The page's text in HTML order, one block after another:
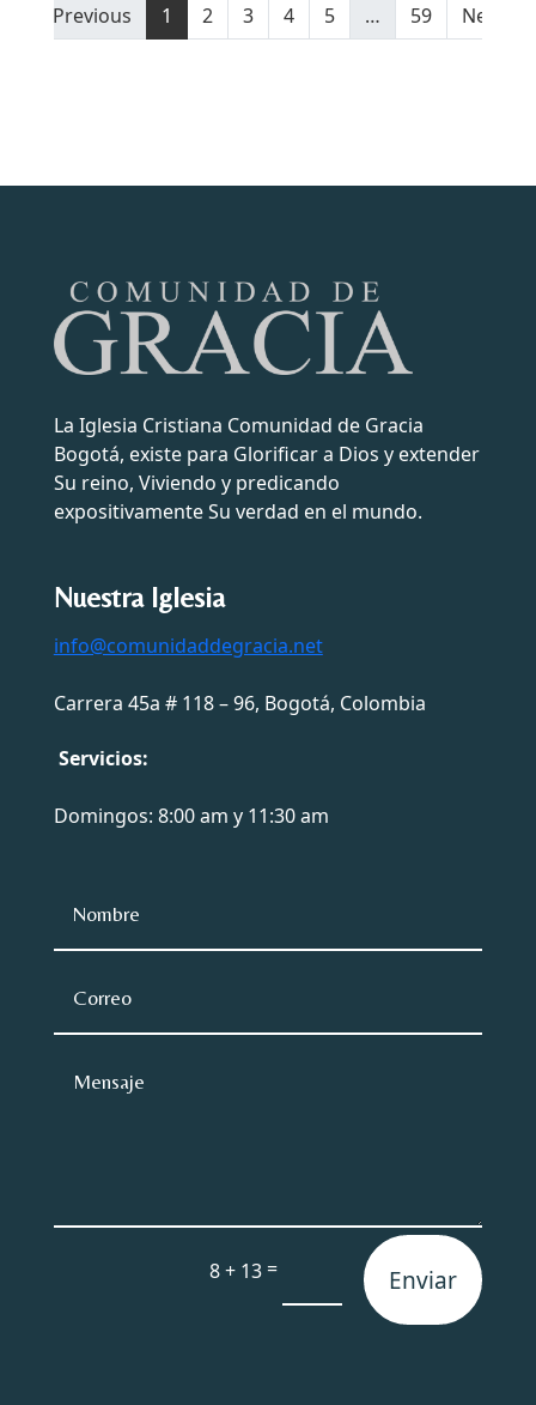
Previous
1 2 3 4 5 … 59 Next
La Iglesia Cristiana Comunidad de Gracia
Bogotá, existe para Glorificar a Dios y extender
Su reino, Viviendo y predicando
expositivamente Su verdad en el mundo.
Nuestra Iglesia
info@comunidaddegracia.net
Carrera 45a # 118 – 96, Bogotá, Colombia
Servicios:
Domingos: 8:00 am y 11:30 am
8 + 13= Enviar